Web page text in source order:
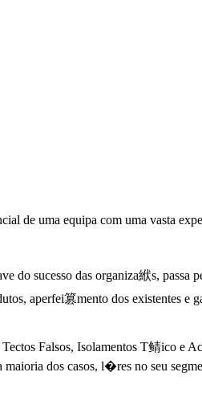
de uma equipa com uma vasta
do sucesso das organiza絥s, passa
aperfei篡mento dos existentes e
Falsos, Isolamentos T鲭ico e
dos casos, l�res no seu